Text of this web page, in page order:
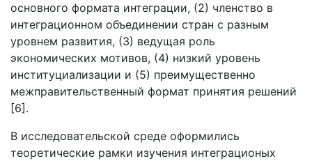
основного формата интеграции, (2) членство в
интеграционном объединении стран с разным
уровнем развития, (3) ведущая роль
экономических мотивов, (4) низкий уровень
институциализации и (5) преимущественно
межправительственный формат принятия решений
[6].
В исследовательской среде оформились
теоретические рамки изучения интеграционых